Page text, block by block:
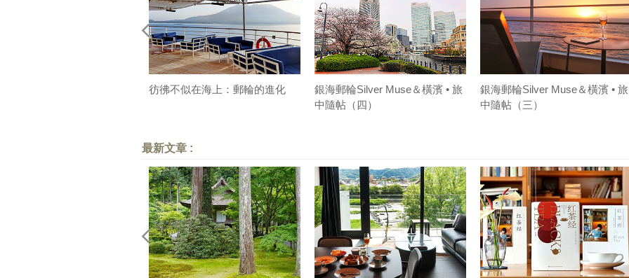
彷彿不似在海上：郵輪的進化
銀海郵輪Silver Muse＆橫濱 • 旅
中隨帖（四）
銀海郵輪Silver Muse＆橫濱 • 旅
中隨帖（三）
最新文章 :